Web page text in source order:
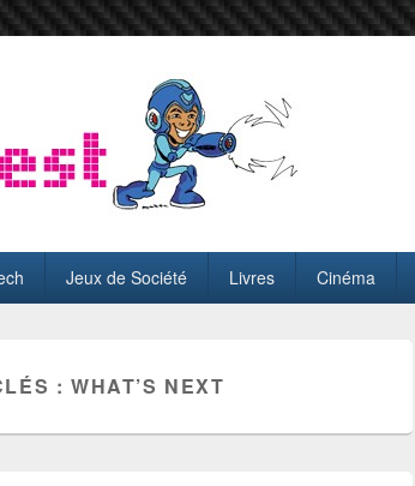
Jeux de Société Livres Cinéma
:WHAT’S NEXT